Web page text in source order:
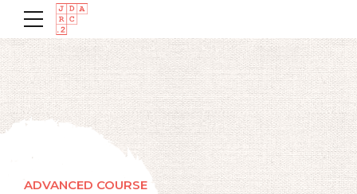
ADVANCED COURSE